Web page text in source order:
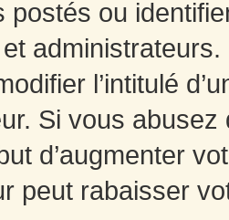
postés ou
l’intitulé
Si vous
d’augmenter
peut rabaisser